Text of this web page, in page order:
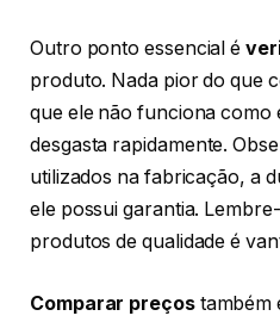
Outro ponto essencial é
produto. Nada pior do que
que ele não funciona como
desgasta rapidamente.
utilizados na fabricação, a
ele possui garantia.
produtos de qualidade é
Comparar preçostambém